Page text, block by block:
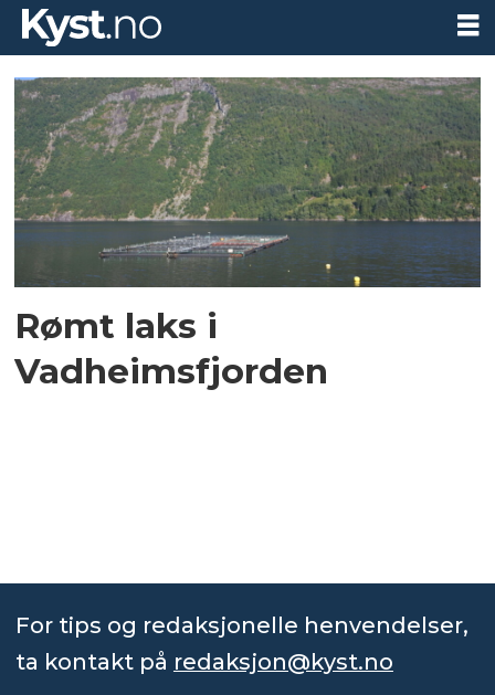
Tag:
vadheimsfjorden
Rømt laks i
Vadheimsfjorden
For tips og redaksjonelle henvendelser,
ta kontakt på redaksjon@kyst.no